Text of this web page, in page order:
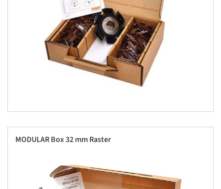
MODULAR Box 32 mm Raster